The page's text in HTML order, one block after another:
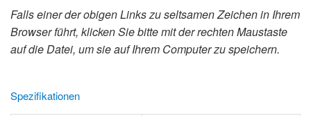
Falls einer der obigen Links zu seltsamen Zeichen in Ihrem
Browser führt, klicken Sie bitte mit der rechten Maustaste
auf die Datei, um sie auf Ihrem Computer zu speichern.
Spezifikationen